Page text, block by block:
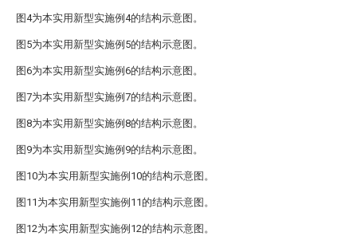
图4为本实用新型实施例4的结构示意图。
图5为本实用新型实施例5的结构示意图。
图6为本实用新型实施例6的结构示意图。
图7为本实用新型实施例7的结构示意图。
图8为本实用新型实施例8的结构示意图。
图9为本实用新型实施例9的结构示意图。
图10为本实用新型实施例10的结构示意图。
图11为本实用新型实施例11的结构示意图。
图12为本实用新型实施例12的结构示意图。